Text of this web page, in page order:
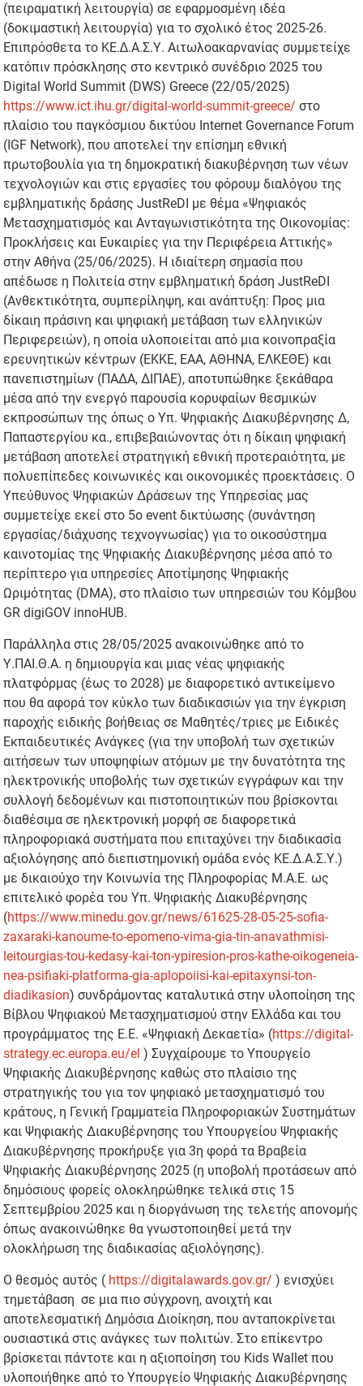
(πειραματική λειτουργία) σε εφαρμοσμένη ιδέα
(δοκιμαστική λειτουργία) για το σχολικό έτος 2025-26.
Επιπρόσθετα το ΚΕ.∆.Α.Σ.Υ. Αιτωλοακαρνανίας συμμετείχε
κατόπιν πρόσκλησης στο κεντρικό συνέδριο 2025 του
Digital World Summit (DWS) Greece (22/05/2025)
https://www.ict.ihu.gr/digital-world-summit-greece/ στο
πλαίσιο του παγκόσμιου δικτύου Internet Governance Forum
(IGF Network), που αποτελεί την επίσημη εθνική
πρωτοβουλία για τη δημοκρατική διακυβέρνηση των νέων
τεχνολογιών και στις εργασίες του φόρουμ διαλόγου της
εμβληματικής δράσης JustReDI με θέμα «Ψηφιακός
Μετασχηματισμός και Ανταγωνιστικότητα της Οικονομίας:
Προκλήσεις και Ευκαιρίες για την Περιφέρεια Αττικής»
στην Αθήνα (25/06/2025). Η ιδιαίτερη σημασία που
απέδωσε η Πολιτεία στην εμβληματική δράση JustReDI
(Ανθεκτικότητα, συμπερίληψη, και ανάπτυξη: Προς μια
δίκαιη πράσινη και ψηφιακή μετάβαση των ελληνικών
Περιφερειών), η οποία υλοποιείται από μια κοινοπραξία
ερευνητικών κέντρων (ΕΚΚΕ, ΕΑΑ, ΑΘΗΝΑ, ΕΛΚΕΘΕ) και
πανεπιστημίων (ΠΑΔΑ, ΔΙΠΑΕ), αποτυπώθηκε ξεκάθαρα
μέσα από την ενεργό παρουσία κορυφαίων θεσμικών
εκπροσώπων της όπως ο Υπ. Ψηφιακής Διακυβέρνησης Δ,
Παπαστεργίου κα., επιβεβαιώνοντας ότι η δίκαιη ψηφιακή
μετάβαση αποτελεί στρατηγική εθνική προτεραιότητα, με
πολυεπίπεδες κοινωνικές και οικονομικές προεκτάσεις. Ο
Υπεύθυνος Ψηφιακών Δράσεων της Υπηρεσίας μας
συμμετείχε εκεί στο 5ο event δικτύωσης (συνάντηση
εργασίας/διάχυσης τεχνογνωσίας) για το οικοσύστημα
καινοτομίας της Ψηφιακής Διακυβέρνησης μέσα από το
περίπτερο για υπηρεσίες Αποτίμησης Ψηφιακής
Ωριμότητας (DMA), στο πλαίσιο των υπηρεσιών του Κόμβου
GR digiGOV innoHUB.
Παράλληλα στις 28/05/2025 ανακοινώθηκε από το
Υ.ΠΑΙ.Θ.Α. η δημιουργία και μιας νέας ψηφιακής
πλατφόρμας (έως το 2028) με διαφορετικό αντικείμενο
που θα αφορά τον κύκλο των διαδικασιών για την έγκριση
παροχής ειδικής βοήθειας σε Μαθητές/τριες με Ειδικές
Εκπαιδευτικές Ανάγκες (για την υποβολή των σχετικών
αιτήσεων των υποψηφίων ατόμων με την δυνατότητα της
ηλεκτρονικής υποβολής των σχετικών εγγράφων και την
συλλογή δεδομένων και πιστοποιητικών που βρίσκονται
διαθέσιμα σε ηλεκτρονική μορφή σε διαφορετικά
πληροφοριακά συστήματα που επιταχύνει την διαδικασία
αξιολόγησης από διεπιστημονική ομάδα ενός ΚΕ.Δ.Α.Σ.Υ.)
με δικαιούχο την Κοινωνία της Πληροφορίας Μ.Α.Ε. ως
επιτελικό φορέα του Υπ. Ψηφιακής Διακυβέρνησης
(https://www.minedu.gov.gr/news/61625-28-05-25-sofia-
zaxaraki-kanoume-to-epomeno-vima-gia-tin-anavathmisi-
leitourgias-tou-kedasy-kai-ton-ypiresion-pros-kathe-oikogeneia-
nea-psifiaki-platforma-gia-aplopoiisi-kai-epitaxynsi-ton-
diadikasion) συνδράμοντας καταλυτικά στην υλοποίηση της
Βίβλου Ψηφιακού Μετασχηματισμού στην Ελλάδα και του
προγράμματος της Ε.Ε. «Ψηφιακή Δεκαετία» (https://digital-
strategy.ec.europa.eu/el ) Συγχαίρουμε το Υπουργείο
Ψηφιακής Διακυβέρνησης καθώς στο πλαίσιο της
στρατηγικής του για τον ψηφιακό μετασχηματισμό του
κράτους, η Γενική Γραμματεία Πληροφοριακών Συστημάτων
και Ψηφιακής Διακυβέρνησης του Υπουργείου Ψηφιακής
Διακυβέρνησης προκήρυξε για 3η φορά τα Βραβεία
Ψηφιακής Διακυβέρνησης 2025 (η υποβολή προτάσεων από
δημόσιους φορείς ολοκληρώθηκε τελικά στις 15
Σεπτεμβρίου 2025 και η διοργάνωση της τελετής απονομής
όπως ανακοινώθηκε θα γνωστοποιηθεί μετά την
ολοκλήρωση της διαδικασίας αξιολόγησης).
Ο θεσμός αυτός ( https://digitalawards.gov.gr/ ) ενισχύει
τημετάβαση σε μια πιο σύγχρονη, ανοιχτή και
αποτελεσματική Δημόσια Διοίκηση, που ανταποκρίνεται
ουσιαστικά στις ανάγκες των πολιτών. Στο επίκεντρο
βρίσκεται πάντοτε και η αξιοποίηση του Kids Wallet που
υλοποιήθηκε από το Υπουργείο Ψηφιακής Διακυβέρνησης